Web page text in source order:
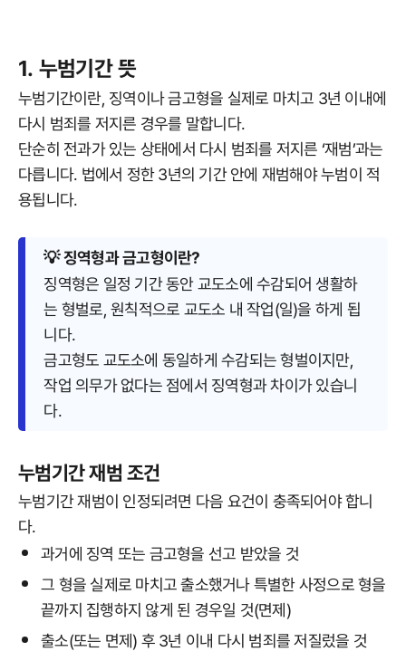
1. 누범기간 뜻
누범기간이란, 징역이나 금고형을 실제로 마치고 3년 이내에
다시 범죄를 저지른 경우를 말합니다.
단순히 전과가 있는 상태에서 다시 범죄를 저지른 ‘재범’과는
다릅니다. 법에서 정한 3년의 기간 안에 재범해야 누범이 적
용됩니다.
💡 징역형과 금고형이란?
징역형은 일정 기간 동안 교도소에 수감되어 생활하
는 형벌로, 원칙적으로 교도소 내 작업(일)을 하게 됩
니다.
금고형도 교도소에 동일하게 수감되는 형벌이지만,
작업 의무가 없다는 점에서 징역형과 차이가 있습니
다.
누범기간 재범 조건
누범기간 재범이 인정되려면 다음 요건이 충족되어야 합니
다.
과거에 징역 또는 금고형을 선고 받았을 것
그 형을 실제로 마치고 출소했거나 특별한 사정으로 형을
끝까지 집행하지 않게 된 경우일 것(면제)
출소(또는 면제) 후 3년 이내 다시 범죄를 저질렀을 것